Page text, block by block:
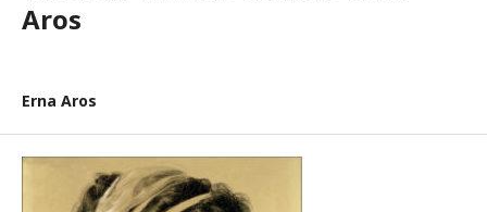
Aros
Erna Aros